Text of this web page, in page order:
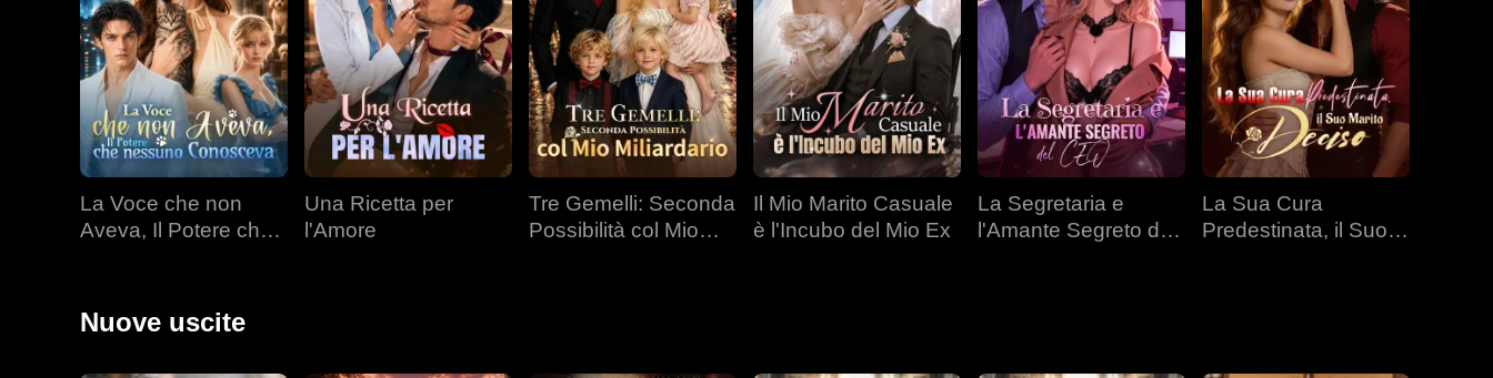
La Voce che non
Aveva, Il Potere che
Una Ricetta per
l'Amore
Tre Gemelli: Seconda
Possibilità col Mio
Il Mio Marito Casuale
è l'Incubo del Mio Ex
La Segretaria e
l'Amante Segreto del
La Sua Cura
Predestinata, il Suo
Nuove uscite